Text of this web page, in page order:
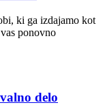
ki ga izdajamo kot
ponovno
delo